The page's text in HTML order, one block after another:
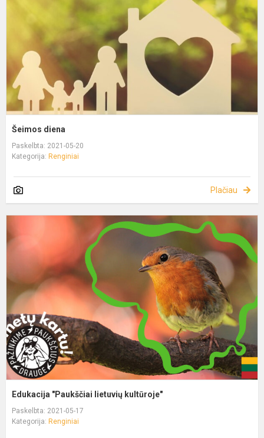
Šeimos diena
Paskelbta: 2021-05-20
Kategorija: Renginiai
Plačiau
Edukacija "Paukščiai lietuvių kultūroje"
Paskelbta: 2021-05-17
Kategorija: Renginiai